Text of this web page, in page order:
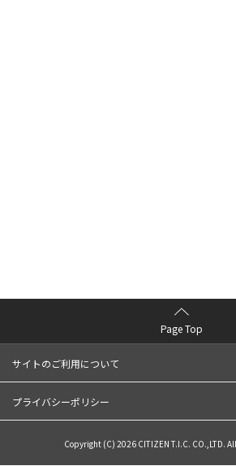
Page Top
サイトのご利用について
プライバシーポリシー
Copyright (C) 2026 CITIZEN T.I.C. CO.,LTD.